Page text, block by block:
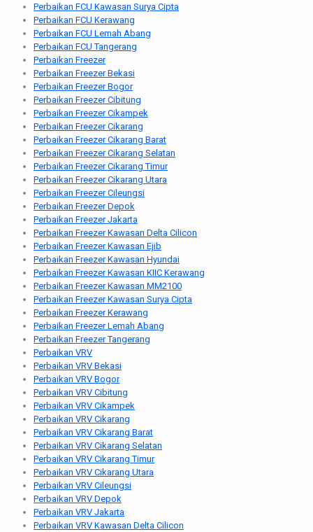
Perbaikan FCU Kawasan Surya Cipta
Perbaikan FCU Kerawang
Perbaikan FCU Lemah Abang
Perbaikan FCU Tangerang
Perbaikan Freezer
Perbaikan Freezer Bekasi
Perbaikan Freezer Bogor
Perbaikan Freezer Cibitung
Perbaikan Freezer Cikampek
Perbaikan Freezer Cikarang
Perbaikan Freezer Cikarang Barat
Perbaikan Freezer Cikarang Selatan
Perbaikan Freezer Cikarang Timur
Perbaikan Freezer Cikarang Utara
Perbaikan Freezer Cileungsi
Perbaikan Freezer Depok
Perbaikan Freezer Jakarta
Perbaikan Freezer Kawasan Delta Cilicon
Perbaikan Freezer Kawasan Ejib
Perbaikan Freezer Kawasan Hyundai
Perbaikan Freezer Kawasan KIIC Kerawang
Perbaikan Freezer Kawasan MM2100
Perbaikan Freezer Kawasan Surya Cipta
Perbaikan Freezer Kerawang
Perbaikan Freezer Lemah Abang
Perbaikan Freezer Tangerang
Perbaikan VRV
Perbaikan VRV Bekasi
Perbaikan VRV Bogor
Perbaikan VRV Cibitung
Perbaikan VRV Cikampek
Perbaikan VRV Cikarang
Perbaikan VRV Cikarang Barat
Perbaikan VRV Cikarang Selatan
Perbaikan VRV Cikarang Timur
Perbaikan VRV Cikarang Utara
Perbaikan VRV Cileungsi
Perbaikan VRV Depok
Perbaikan VRV Jakarta
Perbaikan VRV Kawasan Delta Cilicon